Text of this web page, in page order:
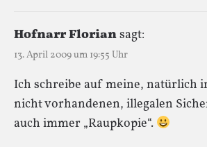
Hofnarr Floriansagt:
13. April 2009 um 19:55 Uhr
Ich schreibe auf meine, natürlich
nicht vorhandenen, illegalen
auch immer „Raupkopie“.